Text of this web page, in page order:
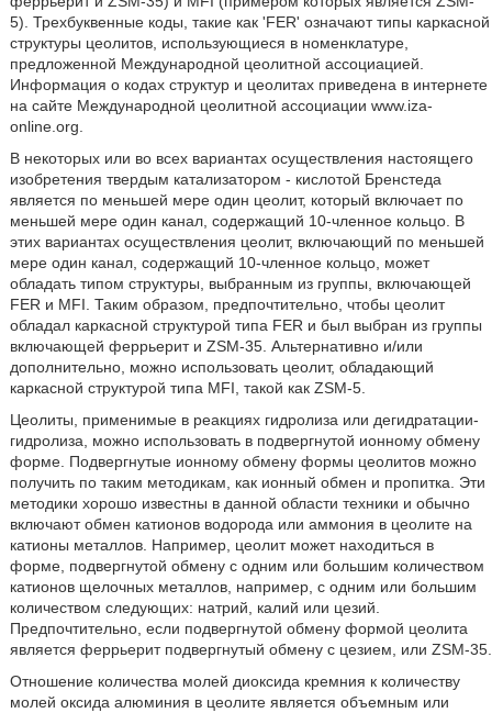
5). Трехбуквенные коды, такие как 'FER' означают типы каркасной
структуры цеолитов, использующиеся в номенклатуре,
предложенной Международной цеолитной ассоциацией.
Информация о кодах структур и цеолитах приведена в интернете
на сайте Международной цеолитной ассоциации www.iza-
online.org.
В некоторых или во всех вариантах осуществления настоящего
изобретения твердым катализатором - кислотой Бренстеда
является по меньшей мере один цеолит, который включает по
меньшей мере один канал, содержащий 10-членное кольцо. В
этих вариантах осуществления цеолит, включающий по меньшей
мере один канал, содержащий 10-членное кольцо, может
обладать типом структуры, выбранным из группы, включающей
FER и MFI. Таким образом, предпочтительно, чтобы цеолит
обладал каркасной структурой типа FER и был выбран из группы
включающей феррьерит и ZSM-35. Альтернативно и/или
дополнительно, можно использовать цеолит, обладающий
каркасной структурой типа MFI, такой как ZSM-5.
Цеолиты, применимые в реакциях гидролиза или дегидратации-
гидролиза, можно использовать в подвергнутой ионному обмену
форме. Подвергнутые ионному обмену формы цеолитов можно
получить по таким методикам, как ионный обмен и пропитка. Эти
методики хорошо известны в данной области техники и обычно
включают обмен катионов водорода или аммония в цеолите на
катионы металлов. Например, цеолит может находиться в
форме, подвергнутой обмену с одним или большим количеством
катионов щелочных металлов, например, с одним или большим
количеством следующих: натрий, калий или цезий.
Предпочтительно, если подвергнутой обмену формой цеолита
является феррьерит подвергнутый обмену с цезием, или ZSM-35.
Отношение количества молей диоксида кремния к количеству
молей оксида алюминия в цеолите является объемным или